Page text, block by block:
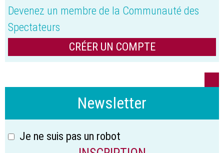
Devenez un membre de la Communauté des
Spectateurs
CRÉER UN COMPTE
Newsletter
Je ne suis pas un robot